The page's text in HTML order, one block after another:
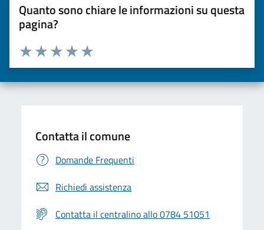
Quanto sono chiare le informazioni su questa
pagina?
Valuta da 1 a 5 stelle la pagina
Valuta 5 stelle su 5
Valuta 4 stelle su 5
Valuta 3 stelle su 5
Valuta 2 stelle su 5
Valuta una stella su 5
Contatta il comune
Domande Frequenti
Richiedi assistenza
Contatta il centralino allo 0784 51051